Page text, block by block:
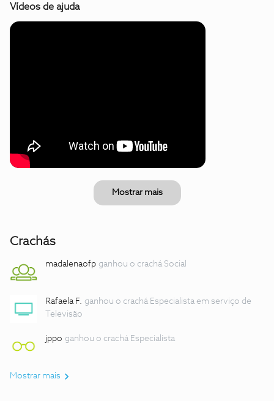
Vídeos de ajuda
Mostrar mais
Crachás
madalenaofp ganhou o crachá Social
Rafaela F. ganhou o crachá Especialista em serviço de
Televisão
jppo ganhou o crachá Especialista
Mostrar mais